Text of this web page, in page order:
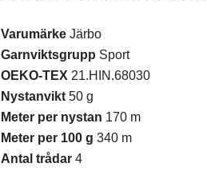
Varumärke Järbo
Garnviktsgrupp Sport
OEKO-TEX 21.HIN.68030
Nystanvikt 50 g
Meter per nystan 170 m
Meter per 100 g 340 m
Antal trådar 4